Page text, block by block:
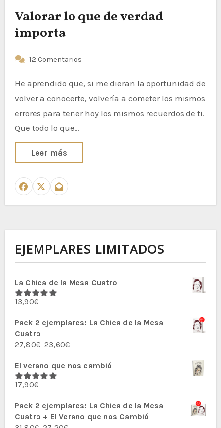
Valorar lo que de verdad
importa
12 Comentarios
He aprendido que, si me dieran la oportunidad de
volver a conocerte, volvería a cometer los mismos
errores para tener hoy los mismos recuerdos de ti.
Que todo lo que…
Leer más
EJEMPLARES LIMITADOS
La Chica de la Mesa Cuatro
Valorado
5
13,90€
Pack 2 ejemplares: La Chica de la Mesa
Cuatro
27,80€ El
original
era:
23,60€
actual
El verano que nos cambió
Valorado
5
17,90€
Pack 2 ejemplares: La Chica de la Mesa
Cuatro + El Verano que nos Cambió